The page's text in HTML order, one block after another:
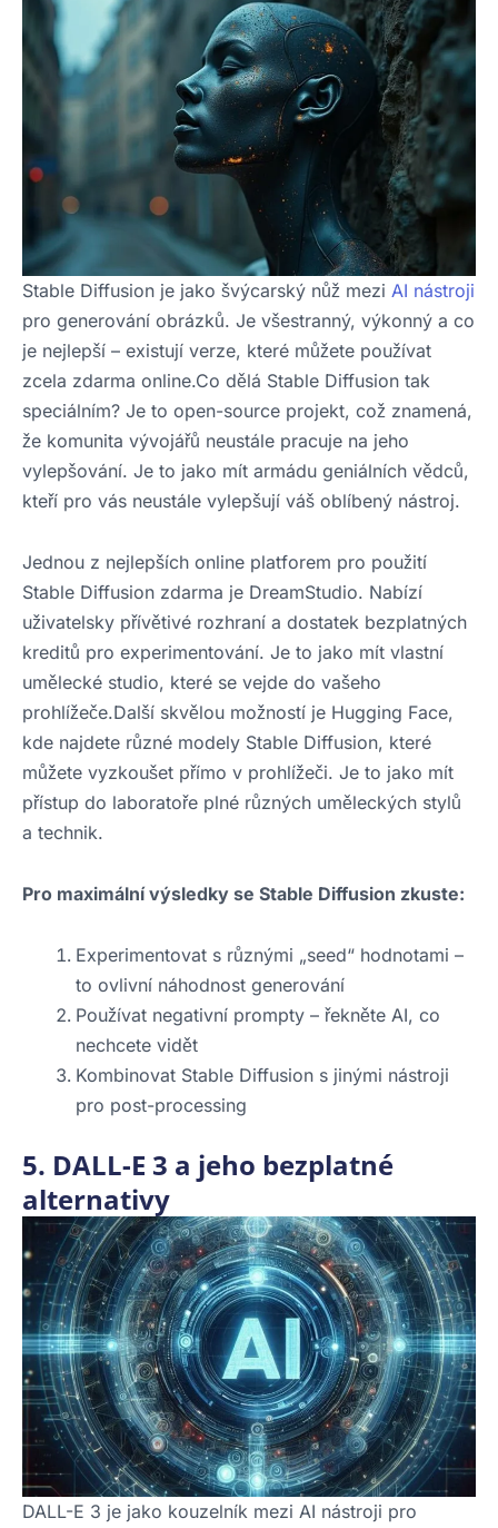
Stable Diffusion je jako švýcarský nůž mezi AI nástroji
pro generování obrázků. Je všestranný, výkonný a co
je nejlepší – existují verze, které můžete používat
zcela zdarma online.Co dělá Stable Diffusion tak
speciálním? Je to open-source projekt, což znamená,
že komunita vývojářů neustále pracuje na jeho
vylepšování. Je to jako mít armádu geniálních vědců,
kteří pro vás neustále vylepšují váš oblíbený nástroj.
Jednou z nejlepších online platforem pro použití
Stable Diffusion zdarma je DreamStudio. Nabízí
uživatelsky přívětivé rozhraní a dostatek bezplatných
kreditů pro experimentování. Je to jako mít vlastní
umělecké studio, které se vejde do vašeho
prohlížeče.Další skvělou možností je Hugging Face,
kde najdete různé modely Stable Diffusion, které
můžete vyzkoušet přímo v prohlížeči. Je to jako mít
přístup do laboratoře plné různých uměleckých stylů
a technik.
Pro maximální výsledky se Stable Diffusion zkuste:
Experimentovat s různými „seed“ hodnotami –
to ovlivní náhodnost generování
Používat negativní prompty – řekněte AI, co
nechcete vidět
Kombinovat Stable Diffusion s jinými nástroji
pro post-processing
5. DALL-E 3 a jeho bezplatné
alternativy
DALL-E 3 je jako kouzelník mezi AI nástroji pro